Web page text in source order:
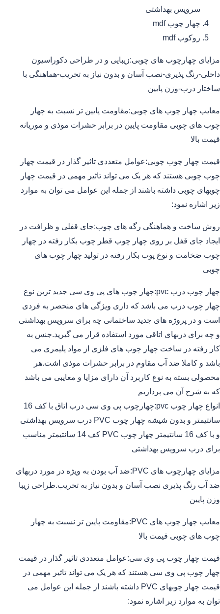
سرویس بهداشتی
چهار چوب mdf
روکوب mdf
مزایای چهارچوب های چوبی:زیبایی و در طراحی دکوراسیون
داخلی-رنگ پذیری-نصب آسان و بدون نیاز به تخریب-هماهنگی با
ساختار درب-وزن پایین
معایب چهار چوب های چوبی:مقاومت پایین تر نسبت به چهار
چوب های چوبی مقاومت پایین در برابر حشرات موذی و موریانه
قیمت بالا
قیمت چهار چوب چوبی:عوامل متعددی تاثیر گذار در قیمت چهار
چوب چوبی هستند که هر یک می تواند تاثیر مهمی در قیمت چهار
چوبهای چوبی داشته باشند از جمله این عوامل می توان به موارد
زیر اشاره نمود:
روش ساخت و هماهنگی رگه های چوب:جای قفلی و ظرافت در
ایجاد جای قفل بر روی چهار چوب قطر چوب بکار رفته در چهار
چوب ضخامت و نوع پوب بکار رفته در تولید چهار چوب های
چوبی
چهار چوب درب pvc:چهار چوب های پی وی سی جدید ترین نوع
چهار چوب درب می باشد که داری ویژگی های منحصر به فردی
است و در پروژه های جدید ساختمانی چه برای سرویس بهداشتی
و چه برای دربهای اتاقی مورد استفاده قرار می گیرید.جنس به
کار رفته در ساخت چهار چوب های فلزی از مواد پلیمری می
باشد و کاملا ضد آب مقاوم در برابر حشرات موذی اشت.هر
محصولی بسته به نوع کاربرد آن دارای مزایا و معایبی می باشد
که به شرح آن می پردازیم
انواع چهار چوب pvc:چهارچوب پی وی سی درب اتاق با کف 16
سانتیمتر و بدون شیشه چهار چوب PVC درب سرویس بهداشتی
و با کف 16 سانتیمتر چهار چوب PVC کف 14 سانتیمتر مناسب
برای درب سرویس بهداشتی
مزایای چهارچوب های PVC:ضد آب بودن به ویژه در مورد دربهای
ضد آب رنگ پذیری نصب آسان و بدون نیاز به تخریب.طراحی زیبا
وزن پایین
معایب چهار چوب های PVC:مقاومت پایین تر نسبت به چهار
چوب های چوبی قیمت بالا
قیمت چهار چوب پی وی سی:عوامل متعددی تاثیر گذار در قیمت
چهار چوب پی وی سی هستند که هر یک می تواند تاثیر مهمی در
قیمت چهار چوبهای PVC داشته باشند از جمله این عوامل می
توان به موارد زیر اشاره نمود: